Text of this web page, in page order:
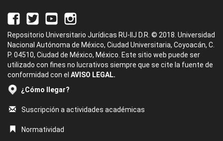
Repositorio Universitario Jurídicas RU-IIJ D.R. © 2018. Universidad
Nacional Autónoma de México, Ciudad Universitaria, Coyoacán, C.
P. 04510, Ciudad de México, México. Este sitio web puede ser
utilizado con fines no lucrativos siempre que se cite la fuente de
conformidad con el AVISO LEGAL.
¿Cómo llegar?
Suscripción a actividades académicas
Normatividad